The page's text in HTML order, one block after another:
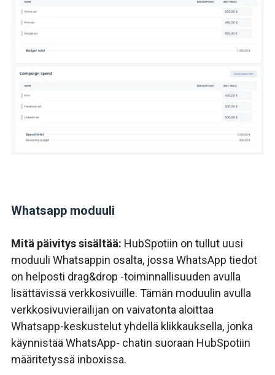
Whatsapp moduuli
Mitä päivitys sisältää: HubSpotiin on tullut uusi
moduuli Whatsappin osalta, jossa WhatsApp tiedot
on helposti drag&drop -toiminnallisuuden avulla
lisättävissä verkkosivuille. Tämän moduulin avulla
verkkosivuvierailijan on vaivatonta aloittaa
Whatsapp-keskustelut yhdellä klikkauksella, jonka
käynnistää WhatsApp- chatin suoraan HubSpotiin
määritetyssä inboxissa.